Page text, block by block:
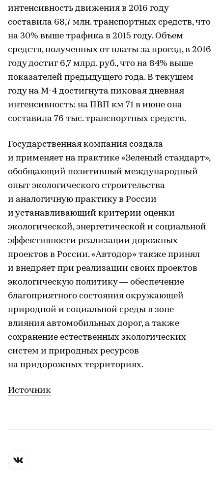
интенсивность движения в 2016 году
составила 68,7 млн. транспортных средств, что
на 30% выше трафика в 2015 году. Объем
средств, полученных от платы за проезд, в 2016
году достиг 6,7 млрд. руб., что на 84% выше
показателей предыдущего года. В текущем
году на М-4 достигнута пиковая дневная
интенсивность: на ПВП км 71 в июне она
составила 76 тыс. транспортных средств.
Государственная компания создала
и применяет на практике «Зеленый стандарт»,
обобщающий позитивный международный
опыт экологического строительства
и аналогичную практику в России
и устанавливающий критерии оценки
экологической, энергетической и социальной
эффективности реализации дорожных
проектов в России. «Автодор» также принял
и внедряет при реализации своих проектов
экологическую политику — обеспечение
благоприятного состояния окружающей
природной и социальной среды в зоне
влияния автомобильных дорог, а также
сохранение естественных экологических
систем и природных ресурсов
на придорожных территориях.
Источник